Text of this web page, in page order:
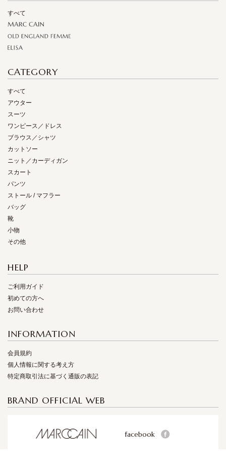
すべて
CATEGORY
すべて
アウター
スーツ
ワンピース／ドレス
ブラウス／シャツ
カットソー
ニット／カーディガン
スカート
パンツ
ストール / マフラー
バッグ
靴
小物
その他
HELP
ご利用ガイド
初めての方へ
お問い合わせ
INFORMATION
会員規約
個人情報に関する考え方
特定商取引法に基づく通販の表記
BRAND OFFICIAL WEB
facebook